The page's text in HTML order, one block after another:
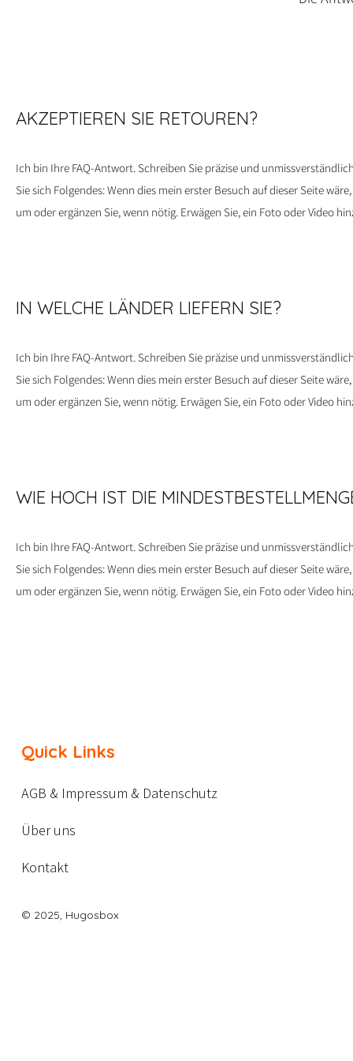
AKZEPTIEREN SIE RETOUREN?
Ich bin Ihre FAQ-Antwort. Schreiben Sie präzise und
Sie sich Folgendes: Wenn dies mein erster Besuch auf dieser Seite
um oder ergänzen Sie, wenn nötig. Erwägen Sie, ein Foto oder Video
IN WELCHE LÄNDER LIEFERN SIE?
Ich bin Ihre FAQ-Antwort. Schreiben Sie präzise und
Sie sich Folgendes: Wenn dies mein erster Besuch auf dieser Seite
um oder ergänzen Sie, wenn nötig. Erwägen Sie, ein Foto oder Video
WIE HOCH IST DIE
Ich bin Ihre FAQ-Antwort. Schreiben Sie präzise und
Sie sich Folgendes: Wenn dies mein erster Besuch auf dieser Seite
um oder ergänzen Sie, wenn nötig. Erwägen Sie, ein Foto oder Video
Quick Links
AGB & Impressum & Datenschutz
Über uns
Kontakt
© 2025, Hugosbox